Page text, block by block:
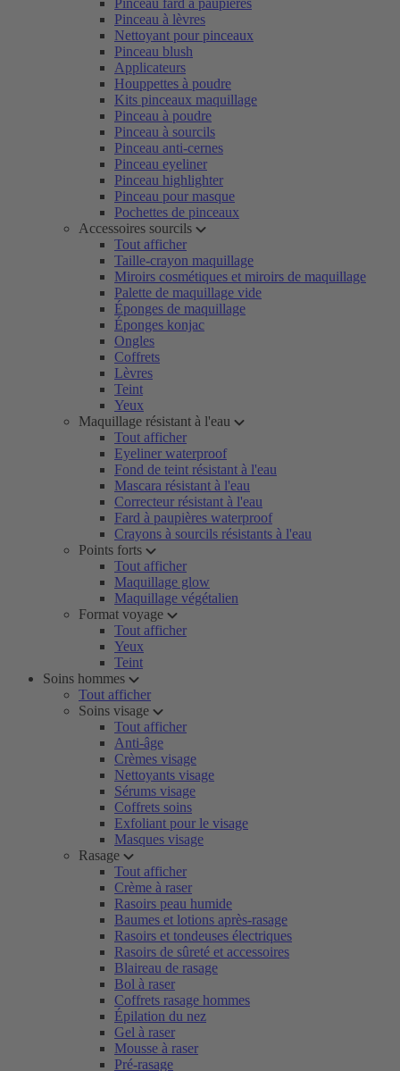
Pinceau fard à paupières
Pinceau à lèvres
Nettoyant pour pinceaux
Pinceau blush
Applicateurs
Houppettes à poudre
Kits pinceaux maquillage
Pinceau à poudre
Pinceau à sourcils
Pinceau anti-cernes
Pinceau eyeliner
Pinceau highlighter
Pinceau pour masque
Pochettes de pinceaux
Accessoires sourcils
Tout afficher
Taille-crayon maquillage
Miroirs cosmétiques et miroirs de maquillage
Palette de maquillage vide
Éponges de maquillage
Éponges konjac
Ongles
Coffrets
Lèvres
Teint
Yeux
Maquillage résistant à l'eau
Tout afficher
Eyeliner waterproof
Fond de teint résistant à l'eau
Mascara résistant à l'eau
Correcteur résistant à l'eau
Fard à paupières waterproof
Crayons à sourcils résistants à l'eau
Points forts
Tout afficher
Maquillage glow
Maquillage végétalien
Format voyage
Tout afficher
Yeux
Teint
Soins hommes
Tout afficher
Soins visage
Tout afficher
Anti-âge
Crèmes visage
Nettoyants visage
Sérums visage
Coffrets soins
Exfoliant pour le visage
Masques visage
Rasage
Tout afficher
Crème à raser
Rasoirs peau humide
Baumes et lotions après-rasage
Rasoirs et tondeuses électriques
Rasoirs de sûreté et accessoires
Blaireau de rasage
Bol à raser
Coffrets rasage hommes
Épilation du nez
Gel à raser
Mousse à raser
Pré-rasage